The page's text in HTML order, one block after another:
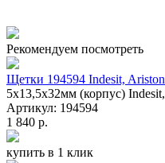
Рекомендуем посмотреть
Щетки 194594 Indesit, Ariston
5х13,5х32мм (корпус)
Артикул: 194594
1 840 р.
купить в 1 клик